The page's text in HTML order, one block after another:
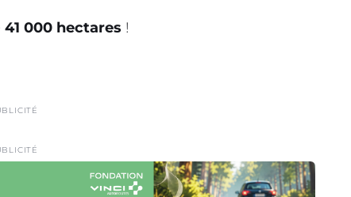
41 000 hectares !